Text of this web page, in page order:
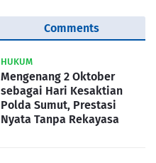
Comments
HUKUM
Mengenang 2 Oktober
sebagai Hari Kesaktian
Polda Sumut, Prestasi
Nyata Tanpa Rekayasa